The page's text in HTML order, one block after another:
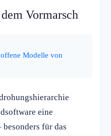
Vormarsch
Modelle von
eine
für das